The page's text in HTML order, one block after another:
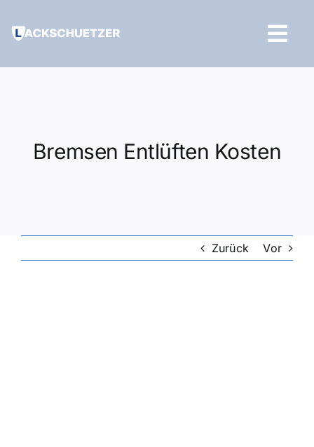
Inhalt
Bremsen Entlüften Kosten
Zurück Vor